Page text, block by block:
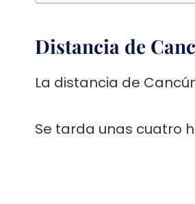
Distancia de
La distancia de
Se tarda unas cuatro